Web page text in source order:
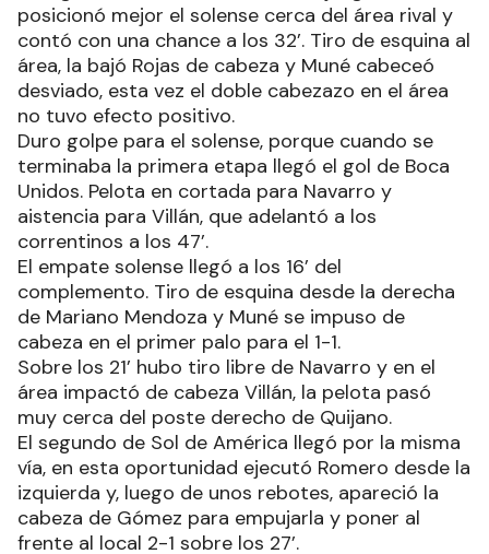
posicionó mejor el solense cerca del área rival y
contó con una chance a los 32’. Tiro de esquina al
área, la bajó Rojas de cabeza y Muné cabeceó
desviado, esta vez el doble cabezazo en el área
no tuvo efecto positivo.
Duro golpe para el solense, porque cuando se
terminaba la primera etapa llegó el gol de Boca
Unidos. Pelota en cortada para Navarro y
aistencia para Villán, que adelantó a los
correntinos a los 47’.
El empate solense llegó a los 16’ del
complemento. Tiro de esquina desde la derecha
de Mariano Mendoza y Muné se impuso de
cabeza en el primer palo para el 1-1.
Sobre los 21’ hubo tiro libre de Navarro y en el
área impactó de cabeza Villán, la pelota pasó
muy cerca del poste derecho de Quijano.
El segundo de Sol de América llegó por la misma
vía, en esta oportunidad ejecutó Romero desde la
izquierda y, luego de unos rebotes, apareció la
cabeza de Gómez para empujarla y poner al
frente al local 2-1 sobre los 27’.